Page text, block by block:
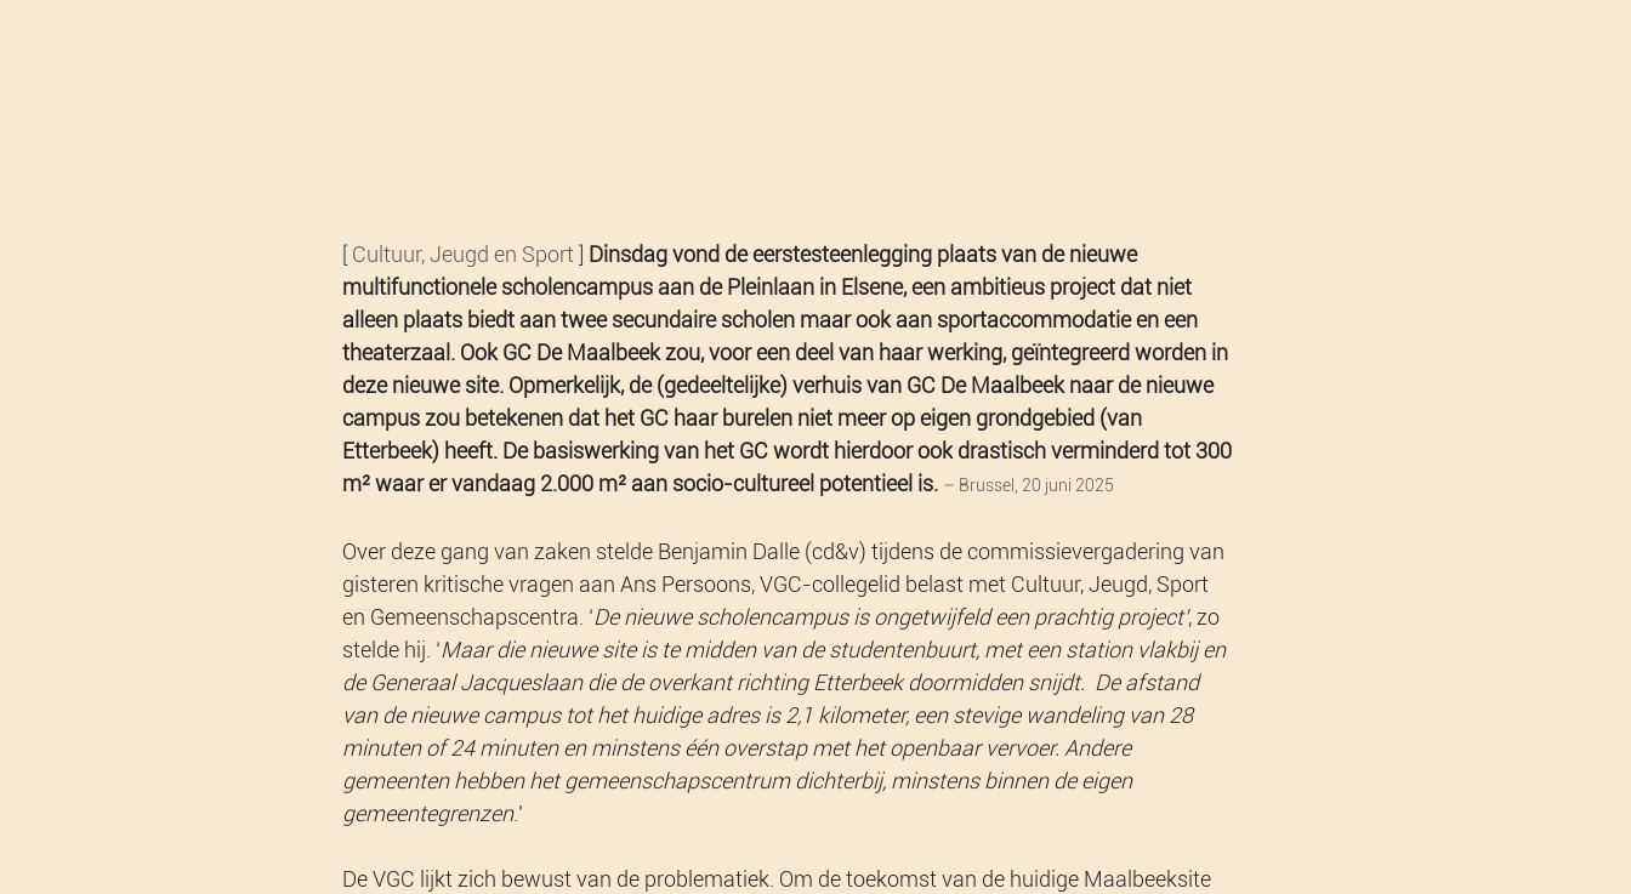
[ Cultuur, Jeugd en Sport ] Dinsdag vond de eerstesteenlegging plaats van de nieuwe
multifunctionele scholencampus aan de Pleinlaan in Elsene, een ambitieus project dat niet
alleen plaats biedt aan twee secundaire scholen maar ook aan sportaccommodatie en een
theaterzaal. Ook GC De Maalbeek zou, voor een deel van haar werking, geïntegreerd worden in
deze nieuwe site. Opmerkelijk, de (gedeeltelijke) verhuis van GC De Maalbeek naar de nieuwe
campus zou betekenen dat het GC haar burelen niet meer op eigen grondgebied (van
Etterbeek) heeft. De basiswerking van het GC wordt hierdoor ook drastisch verminderd tot 300
m² waar er vandaag 2.000 m² aan socio-cultureel potentieel is. – Brussel, 20 juni 2025
Over deze gang van zaken stelde Benjamin Dalle (cd&v) tijdens de commissievergadering van
gisteren kritische vragen aan Ans Persoons, VGC-collegelid belast met Cultuur, Jeugd, Sport
en Gemeenschapscentra. ‘De nieuwe scholencampus is ongetwijfeld een prachtig project’, zo
stelde hij. ‘Maar die nieuwe site is te midden van de studentenbuurt, met een station vlakbij en
de Generaal Jacqueslaan die de overkant richting Etterbeek doormidden snijdt.  De afstand
van de nieuwe campus tot het huidige adres is 2,1 kilometer, een stevige wandeling van 28
minuten of 24 minuten en minstens één overstap met het openbaar vervoer. Andere
gemeenten hebben het gemeenschapscentrum dichterbij, minstens binnen de eigen
gemeentegrenzen.’
De VGC lijkt zich bewust van de problematiek. Om de toekomst van de huidige Maalbeeksite